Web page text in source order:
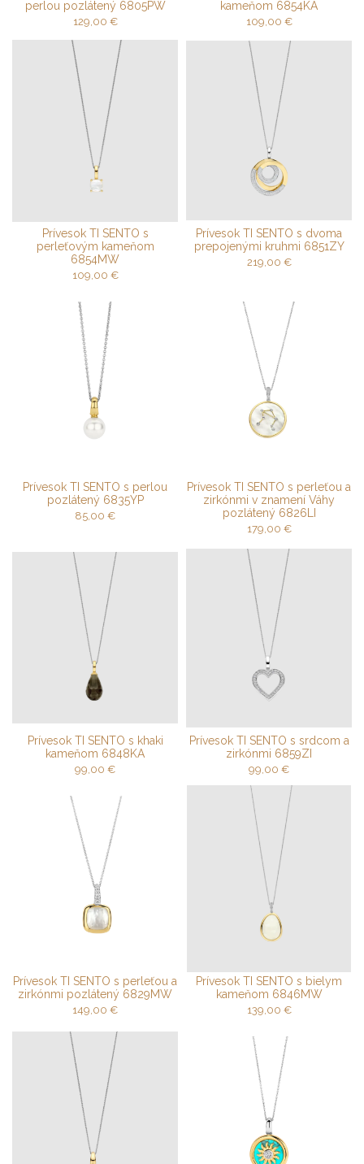
perlou pozlátený 6805PW
129,00 €
kameňom 6854KA
109,00 €
Prívesok TI SENTO s
perleťovým kameňom
6854MW
109,00 €
Prívesok TI SENTO s dvoma
prepojenými kruhmi 6851ZY
219,00 €
Prívesok TI SENTO s perlou
pozlátený 6835YP
85,00 €
Prívesok TI SENTO s perleťou a
zirkónmi v znamení Váhy
pozlátený 6826LI
179,00 €
Prívesok TI SENTO s khaki
kameňom 6848KA
99,00 €
Prívesok TI SENTO s srdcom a
zirkónmi 6859ZI
99,00 €
Prívesok TI SENTO s perleťou a
zirkónmi pozlátený 6829MW
149,00 €
Prívesok TI SENTO s bielym
kameňom 6846MW
139,00 €